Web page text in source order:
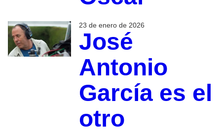
23 de enero de 2026
José
Antonio
García es el
otro